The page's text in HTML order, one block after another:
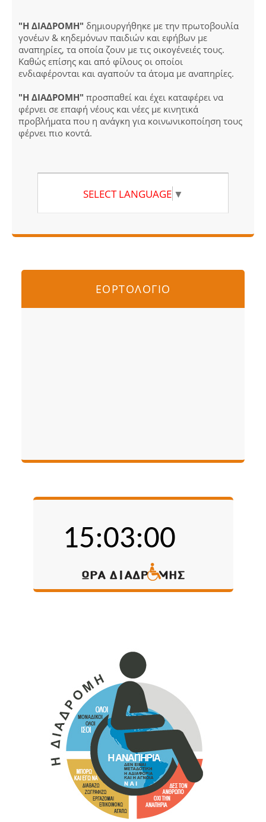
"Η ΔΙΑΔΡΟΜΗ" δημιουργήθηκε με την πρωτοβουλία
γονέων & κηδεμόνων παιδιών και εφήβων με
αναπηρίες, τα οποία ζουν με τις οικογένειές τους.
Καθώς επίσης και από φίλους οι οποίοι
ενδιαφέρονται και αγαπούν τα άτομα με αναπηρίες.
"Η ΔΙΑΔΡΟΜΗ" προσπαθεί και έχει καταφέρει να
φέρνει σε επαφή νέους και νέες με κινητικά
προβλήματα που η ανάγκη για κοινωνικοποίηση τους
φέρνει πιο κοντά.
SELECT LANGUAGE ▼
ΕΟΡΤΟΛΟΓΙΟ